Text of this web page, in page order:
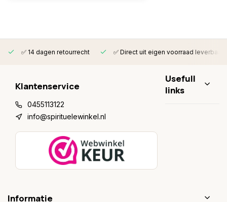
✅ 14 dagen retourrecht ✅ Direct uit eigen voorraad leverbaar
Klantenservice
0455113122
info@spirituelewinkel.nl
Usefull
links
Informatie